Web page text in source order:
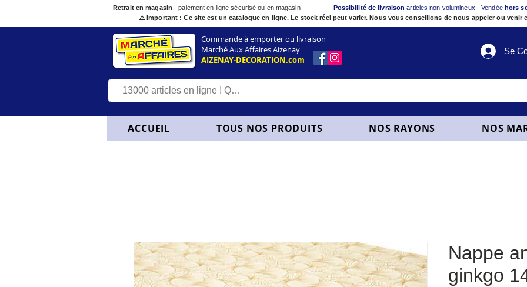
Retrait en magasin - paiement en ligne sécurisé ou en magasin Possibilité de livraisonarticles non volumineux - Vendée hors
⚠️ Important : Ce site est un catalogue en ligne. Le stock réel peut varier. Nous vous conseillons de nous appeler ou
Commande à emporter ou livraison
Marché Aux Affaires Aizenay
AIZENAY-DECORATION.com
Se
ACCUEIL TOUS NOS PRODUITS NOS RAYONS NOS
Nappe
ginkgo